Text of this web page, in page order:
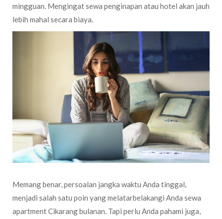
mingguan. Mengingat sewa penginapan atau hotel akan jauh
lebih mahal secara biaya.
Memang benar, persoalan jangka waktu Anda tinggal,
menjadi salah satu poin yang melatarbelakangi Anda sewa
apartment Cikarang bulanan. Tapi perlu Anda pahami juga,